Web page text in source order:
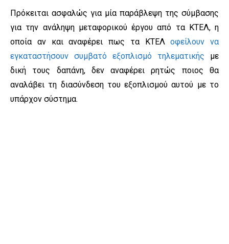
Πρόκειται ασφαλώς για μία παράβλεψη της σύμβασης
για την ανάληψη μεταφορικού έργου από τα ΚΤΕΛ, η
οποία αν και αναφέρει πως τα ΚΤΕΛοφείλουν να
εγκαταστήσουν συμβατό εξοπλισμό τηλεματικής με
δική τους δαπάνη, δεν αναφέρει ρητώς ποιος θα
αναλάβει τη διασύνδεση του εξοπλισμού αυτού με το
υπάρχον σύστημα.